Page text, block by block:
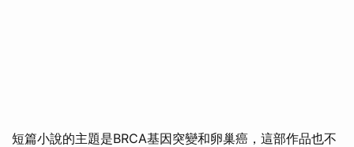
短篇小說的主題是BRCA基因突變和卵巢癌，這部作品也不